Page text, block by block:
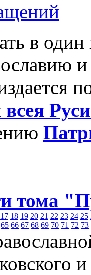
в
тома
17 18 19 20 21 22 23 24 25
65 66 67 68 69 70 71 72 73